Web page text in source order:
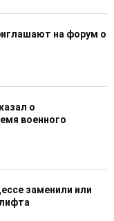
на форум о
о
военного
заменили или